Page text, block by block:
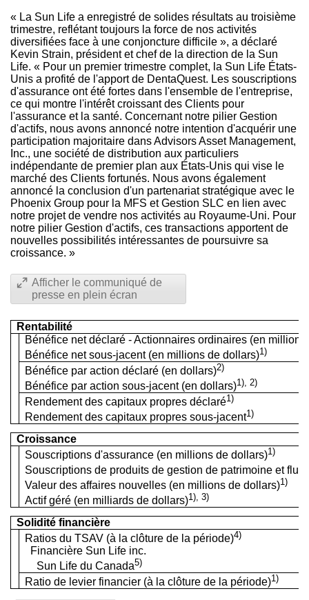
« La Sun Life a enregistré de solides résultats au troisième
trimestre, reflétant toujours la force de nos activités
diversifiées face à une conjoncture difficile », a déclaré
Kevin Strain, président et chef de la direction de la Sun
Life. « Pour un premier trimestre complet, la Sun Life États-
Unis a profité de l'apport de DentaQuest. Les souscriptions
d'assurance ont été fortes dans l'ensemble de l'entreprise,
ce qui montre l'intérêt croissant des Clients pour
l'assurance et la santé. Concernant notre pilier Gestion
d'actifs, nous avons annoncé notre intention d'acquérir une
participation majoritaire dans Advisors Asset Management,
Inc., une société de distribution aux particuliers
indépendante de premier plan aux États-Unis qui vise le
marché des Clients fortunés. Nous avons également
annoncé la conclusion d'un partenariat stratégique avec le
Phoenix Group pour la MFS et Gestion SLC en lien avec
notre projet de vendre nos activités au Royaume-Uni. Pour
notre pilier Gestion d'actifs, ces transactions apportent de
nouvelles possibilités intéressantes de poursuivre sa
croissance. »
Afficher le communiqué de
presse en plein écran
Rentabilité
Bénéfice net déclaré - Actionnaires ordinaires (en
Bénéfice net sous-jacent (en millions de dollars)1)
Bénéfice par action déclaré (en dollars)2)
Bénéfice par action sous-jacent (en dollars)1), 2)
Rendement des capitaux propres déclaré1)
Rendement des capitaux propres sous-jacent1)
Croissance
Souscriptions d'assurance (en millions de dollars)1)
Souscriptions de produits de gestion de patrimoine et
Valeur des affaires nouvelles (en millions de dollars)1)
Actif géré (en milliards de dollars)1), 3)
Solidité financière
Ratios du TSAV (à la clôture de la période)4)
Financière Sun Life inc.
Sun Life du Canada5)
Ratio de levier financier (à la clôture de la période)1)